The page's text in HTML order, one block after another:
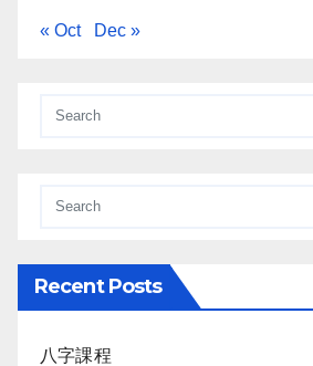
« Oct Dec »
Recent Posts
八字課程